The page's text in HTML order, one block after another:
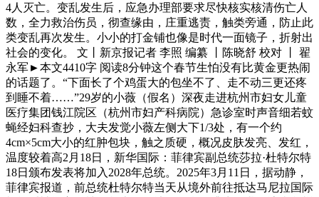
4人灭亡。变乱发生后，应急办理部要求尽快核实核清伤亡人
数，全力救治伤员，彻查缘由，庄重逃责，触类旁通，防止此
类变乱再次发生。小小的打金铺也像是时代一面镜子，折射出
社会的变化。 文丨新京报记者 李照 编纂 丨陈晓舒 校对 丨 翟
永军►本文4410字 阅读8分钟这个春节生怕没有比黄金更热闹
的话题了。“下面长了个鸡蛋大的包坐不了、走不动三更还疼
到睡不着……”29岁的小薇（假名）深夜走进杭州市妇女儿童
医疗集团钱江院区（杭州市妇产科病院）急诊室时声音细若蚊
蝇经妇科查抄，大夫发觉小薇左侧大下1/3处，有一个约
4cm×5cm大小的红肿包块，触之质硬，概况皮肤发亮、发红，
温度较着高2月18日，新华国际：菲律宾副总统莎拉·杜特尔特
18日颁布发表将加入2028年总统。2025年3月11日，据动静，
菲律宾报道，前总统杜特尔特当天从境外前往抵达马尼拉国际